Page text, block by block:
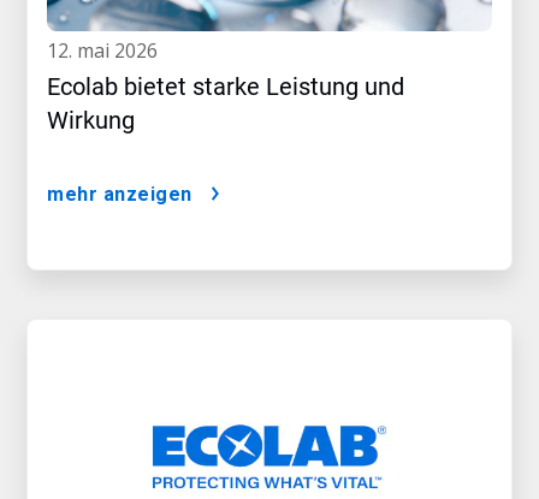
12. mai 2026
Ecolab bietet starke Leistung und
Wirkung
mehr anzeigen